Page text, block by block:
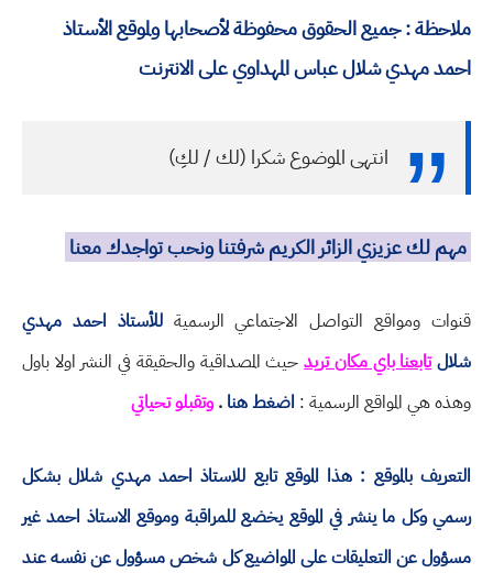
ملاحظة : جميع الحقوق محفوظة لأصحابها ولموقع الأستاذ
احمد مهدي شلال عباس المهداوي على الانترنت
انتهى الموضوع شكرا (لك / لكِ)
مهم لك عزيزي الزائر الكريم شرفتنا ونحب تواجدك معنا
قنوات ومواقع التواصل الاجتماعي الرسميةللأستاذ احمد مهدي
شلالتابعنا باي مكان تريدحيث المصداقية والحقيقة في النشر اولا باول
وهذه هي المواقع الرسمية : اضغط هنا .وتقبلو تحياتي
التعريف بالموقع : هذا الموقع تابع للاستاذ احمد مهدي شلال بشكل
رسمي وكل ما ينشر في الموقع يخضع للمراقبة وموقع الاستاذ احمد غير
مسؤول عن التعليقات على المواضيع كل شخص مسؤول عن نفسه عند